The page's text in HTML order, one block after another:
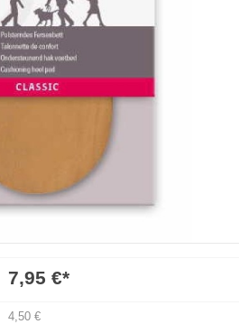
7,95 €*
4,50 €